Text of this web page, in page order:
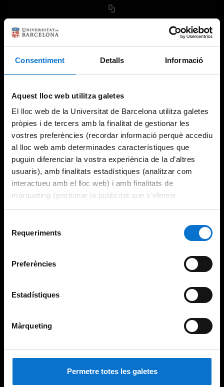
Consentiment Detalls Informació
Aquest lloc web utilitza galetes
El lloc web de la Universitat de Barcelona utilitza galetes
pròpies i de tercers amb la finalitat de gestionar les
vostres preferències (recordar informació perquè accediu
al lloc web amb determinades característiques que
puguin diferenciar la vostra experiència de la d’altres
usuaris), amb finalitats estadístiques (analitzar com
interactueu amb el lloc web) i amb finalitats de
màrqueting (gestionar la publicitat que s’ofereix
consultar laPolítica de galetes del lloc web de la
Requeriments
Preferències
Estadístiques
Màrqueting
Permetre totes les galetes